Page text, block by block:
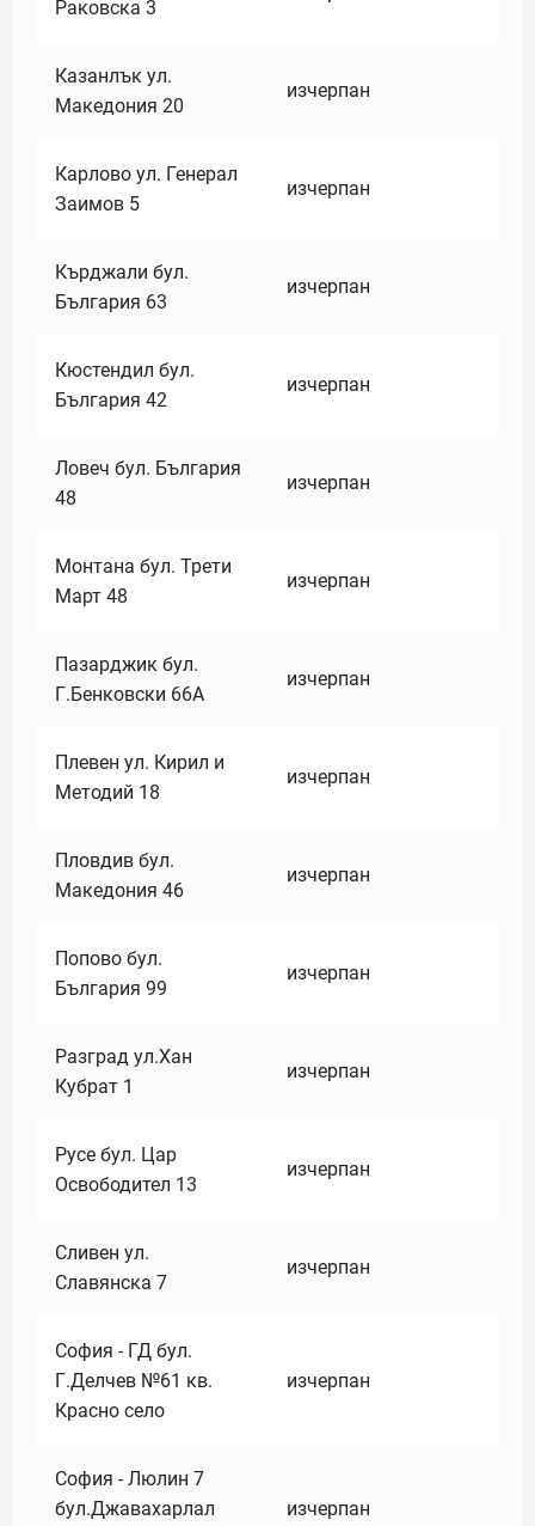
Раковска 3
Казанлък ул.
Македония 20
изчерпан
Карлово ул. Генерал
Заимов 5
изчерпан
Кърджали бул.
България 63
изчерпан
Кюстендил бул.
България 42
изчерпан
Ловеч бул. България
48
изчерпан
Монтана бул. Трети
Март 48
изчерпан
Пазарджик бул.
Г.Бенковски 66А
изчерпан
Плевен ул. Кирил и
Методий 18
изчерпан
Пловдив бул.
Македония 46
изчерпан
Попово бул.
България 99
изчерпан
Разград ул.Хан
Кубрат 1
изчерпан
Русе бул. Цар
Освободител 13
изчерпан
Сливен ул.
Славянска 7
изчерпан
София - ГД бул.
Г.Делчев №61 кв.
Красно село
изчерпан
София - Люлин 7
бул.Джавахарлал
изчерпан